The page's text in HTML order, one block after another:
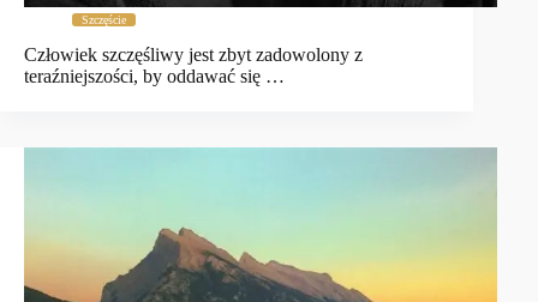
Szczęście
Człowiek szczęśliwy jest zbyt zadowolony z
teraźniejszości, by oddawać się …